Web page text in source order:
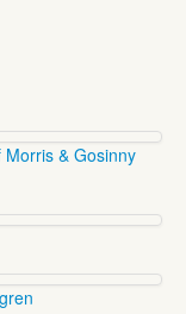
& Gosinny